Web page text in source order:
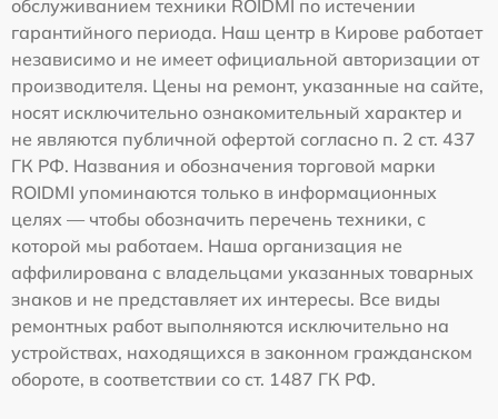
обслуживанием техники ROIDMI по истечении
гарантийного периода. Наш центр в Кирове работает
независимо и не имеет официальной авторизации от
производителя. Цены на ремонт, указанные на сайте,
носят исключительно ознакомительный характер и
не являются публичной офертой согласно п. 2 ст. 437
ГК РФ. Названия и обозначения торговой марки
ROIDMI упоминаются только в информационных
целях — чтобы обозначить перечень техники, с
которой мы работаем. Наша организация не
аффилирована с владельцами указанных товарных
знаков и не представляет их интересы. Все виды
ремонтных работ выполняются исключительно на
устройствах, находящихся в законном гражданском
обороте, в соответствии со ст. 1487 ГК РФ.